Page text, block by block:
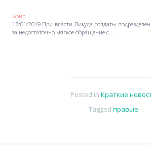
Кфир
17/01/2019 При власти Ликуда солдаты
за недостаточно мягкое обращение с…
Posted in Краткие
Tagged правые